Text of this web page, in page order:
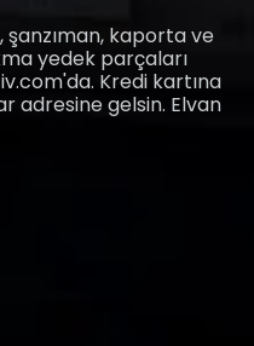
kaporta ve
yedek parçaları
Kredi kartına
adresine gelsin. Elvan